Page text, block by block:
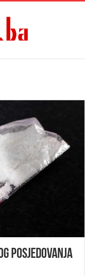
posjedovanja